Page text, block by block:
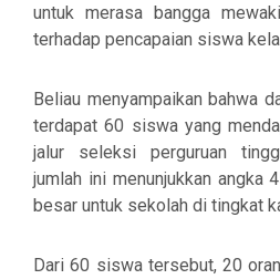
untuk merasa bangga
terhadap pencapaian siswa
Beliau menyampaikan bahwa
terdapat60 siswayang
jalur seleksi perguruan
jumlah ini menunjukkan angka
besar untuk sekolah di tingkat
Dari 60 siswa tersebut, 20